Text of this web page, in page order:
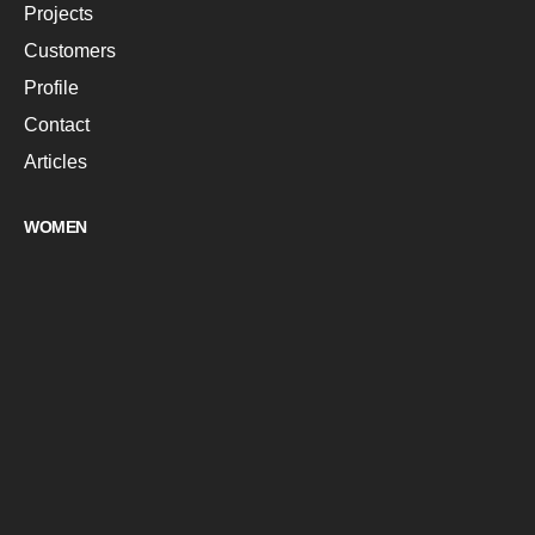
Projects
Customers
Profile
Contact
Articles
WOMEN